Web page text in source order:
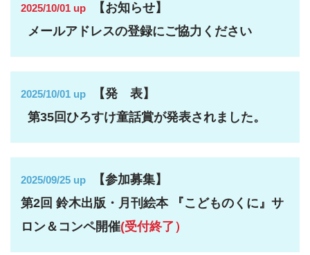
2025/10/01 up 【お知らせ】
メールアドレスの登録にご協力ください
2025/10/01 up
【発 表】
第35回ひろすけ童話賞が発表されました。
2025/09/25 up 【参加募集】
第2回 鈴木出版・月刊絵本 『こどものくに』サ
ロン＆コンペ開催(受付終了）